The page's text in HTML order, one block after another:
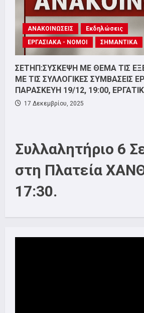
ΑΝΑΚΟΙΝΩΣΕΙΣ
Εκδηλώσεις
ΕΡΓΑΣΙΑΚΑ - ΝΟΜΟΙ
ΣΗΜΑΝΤΙΚΑ
ΣΕΤΗΠ:ΣΥΣΚΕΨΗ ΜΕ ΘΕΜΑ ΤΙΣ
ΜΕ ΤΙΣ ΣΥΛΛΟΓΙΚΕΣ ΣΥΜΒΑΣΕΙΣ
ΠΑΡΑΣΚΕΥΗ 19/12, 19:00,
17 Δεκεμβρίου, 2025
Συλλαλητήριο 6
στη Πλατεία
17:30.